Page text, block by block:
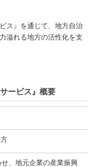
ス』を通じて、地方自治
溢れる地方の活性化を支
ービス』概要
、地元企業の産業振興